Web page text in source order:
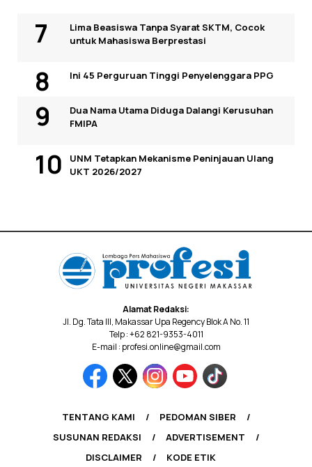
Lima Beasiswa Tanpa Syarat SKTM, Cocok
untuk Mahasiswa Berprestasi
Ini 45 Perguruan Tinggi Penyelenggara PPG
Dua Nama Utama Diduga Dalangi Kerusuhan
FMIPA
UNM Tetapkan Mekanisme Peninjauan Ulang
UKT 2026/2027
Alamat Redaksi:
Jl. Dg. Tata III, Makassar Upa Regency Blok A No. 11
Telp : +62 821-9353-4011
E-mail : profesi.online@gmail.com
TENTANG KAMI
PEDOMAN SIBER
SUSUNAN REDAKSI
ADVERTISEMENT
DISCLAIMER
KODE ETIK